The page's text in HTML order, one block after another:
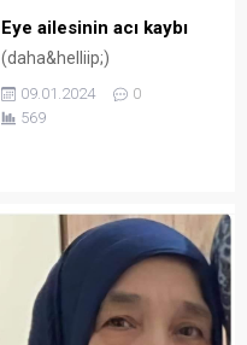
Eye ailesinin acı kaybı
(daha&helliip;)
09.01.2024
0
569